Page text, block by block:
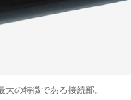
大の特徴である接続部。